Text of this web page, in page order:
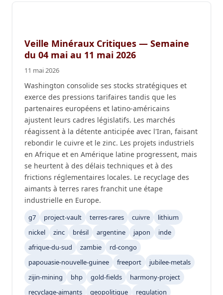
Veille Minéraux Critiques — Semaine
du 04 mai au 11 mai 2026
11 mai 2026
Washington consolide ses stocks stratégiques et
exerce des pressions tarifaires tandis que les
partenaires européens et latino-américains
ajustent leurs cadres législatifs. Les marchés
réagissent à la détente anticipée avec l'Iran, faisant
rebondir le cuivre et le zinc. Les projets industriels
en Afrique et en Amérique latine progressent, mais
se heurtent à des délais techniques et à des
frictions réglementaires locales. Le recyclage des
aimants à terres rares franchit une étape
industrielle en Europe.
g7 project-vault terres-rares cuivre
lithium
nickel
zinc brésil argentine japon
inde
afrique-du-sud
zambie
rd-congo
papouasie-nouvelle-guinee
freeport
jubilee-metals
zijin-mining
bhp gold-fields
harmony-project
recyclage-aimants
geopolitique regulation